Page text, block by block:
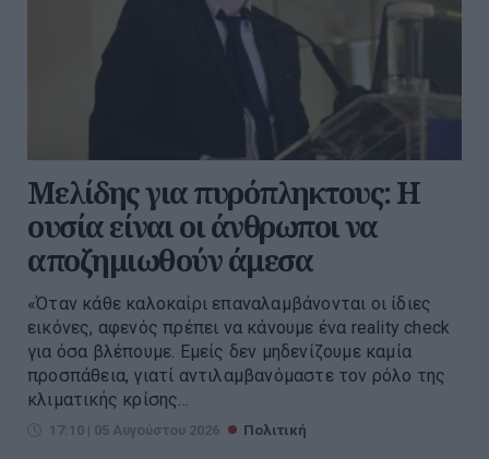
Μελίδης για πυρόπληκτους: Η
ουσία είναι οι άνθρωποι να
αποζημιωθούν άμεσα
«Όταν κάθε καλοκαίρι επαναλαμβάνονται οι ίδιες
εικόνες, αφενός πρέπει να κάνουμε ένα reality check
για όσα βλέπουμε. Εμείς δεν μηδενίζουμε καμία
προσπάθεια, γιατί αντιλαμβανόμαστε τον ρόλο της
κλιματικής κρίσης...
17:10 | 05 Αυγούστου 2026 Πολιτική